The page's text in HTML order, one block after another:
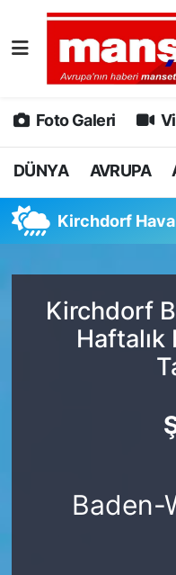
Foto Galeri
DÜNYA AVRUPA
Kirchdorf
Kirchdorf
Haftalık
Baden-
DÜNYA
AVRUPA
ALMANYA
SPOR
DEUTSCH
Nöbetçi
Hava Durumu
Namaz Vakitleri
Tüm Manşetler
Son Dakika